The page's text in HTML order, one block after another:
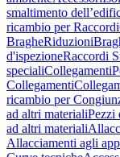
smaltimento
ricambio per Raccordi
BragheRiduzioni
d'ispezioneRaccordi
specialiCollegamenti
Collegamenti
ricambio per
ad altri materialiPezzi
ad altri materiali
Allacciamenti agli